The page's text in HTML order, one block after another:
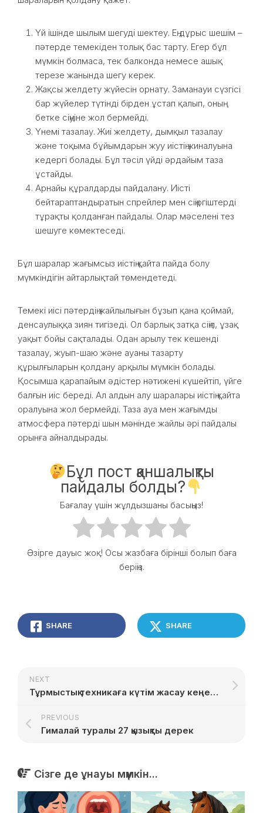
Үй ішінде шылым шегуді шектеу. Ең дұрыс шешім –
пәтерде темекіден толық бас тарту. Егер бұл
мүмкін болмаса, тек балконда немесе ашық
терезе жанында шегу керек.
Жақсы желдету жүйесін орнату. Заманауи сүзгісі
бар жүйелер түтінді бірден ұстап қалып, оның
бетке сіңуіне жол бермейді.
Үнемі тазалау. Жиі желдету, дымқыл тазалау
және тоқыма бұйымдарын жуу иістің жиналуына
кедергі болады. Бұл тәсіл үйді әрдайым таза
ұстайды.
Арнайы құралдарды пайдалану. Иісті
бейтараптандыратын спрейлер мен сіңіргіштерді
тұрақты қолданған пайдалы. Олар мәселені тез
шешуге көмектеседі.
Бұл шаралар жағымсыз иістің қайта пайда болу
мүмкіндігін айтарлықтай төмендетеді.
Темекі иісі пәтердің жайлылығын бұзып қана қоймай,
денсаулыққа зиян тигізеді. Ол барлық затқа сіңіп, ұзақ
уақыт бойы сақталады. Одан арылу тек кешенді
тазалау, жуып-шаю және ауаны тазарту
құрылғыларын қолдану арқылы мүмкін болады.
Қосымша қарапайым әдістер нәтижені күшейтіп, үйге
балғын иіс береді. Ал алдын алу шаралары иістің қайта
оралуына жол бермейді. Таза ауа мен жағымды
атмосфера пәтерді шын мәнінде жайлы әрі пайдалы
орынға айналдырады.
Бұл пост қаншалықты
пайдалы болды?
Бағалау үшін жұлдызшаны басыңыз!
Әзірге дауыс жоқ! Осы жазбаға бірінші болып баға
беріңіз.
SHARE SHARE
NEXT
Тұрмыстық техникаға күтім жасау кеңестері
PREVIOUS
Гималай туралы 27 қызықты дерек
Сізге де ұнауы мүмкін...